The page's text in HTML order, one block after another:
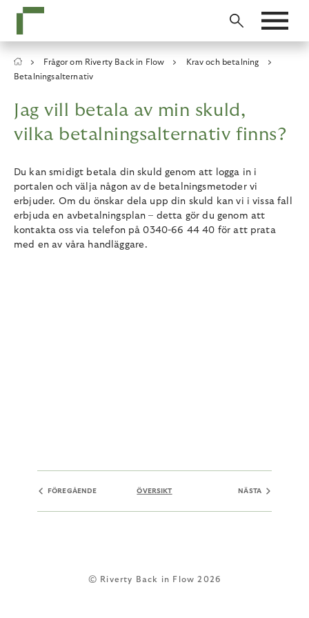
main
Breadcrumb
Frågor om Riverty Back in Flow
Krav och betalning
Betalningsalternativ
Jag vill betala av min skuld,
vilka betalningsalternativ finns?
Du kan smidigt betala din skuld genom att logga in i
portalen och välja någon av de betalningsmetoder vi
erbjuder. Om du önskar dela upp din skuld kan vi i vissa fall
erbjuda en avbetalningsplan – detta gör du genom att
kontakta oss via telefon på 0340-66 44 40 för att prata
med en av våra handläggare.
FÖREGÅENDE ÖVERSIKT NÄSTA
© Riverty Back in Flow 2026